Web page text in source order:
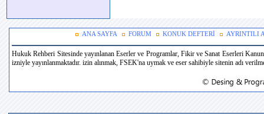
ANA SAYFA FORUM KONUK DEFTERİ AYRINTILI
Hukuk Rehberi Sitesinde yayınlanan Eserler ve Programlar, Fikir ve Sanat Eserleri
izniyle yayınlanmaktadır. izin alınmak, FSEK'na uymak ve eser sahibiyle sitenin adı